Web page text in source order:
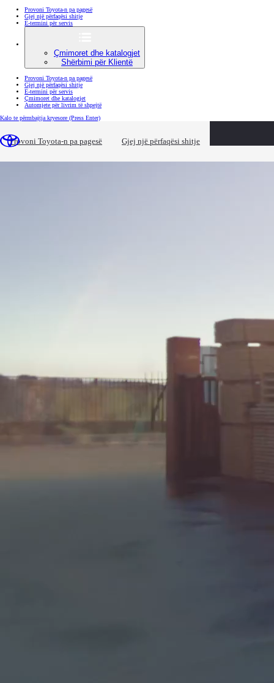
Provoni Toyota-n pa pagesë
Gjej një përfaqësi shitje
E-termini për servis
Çmimoret dhe katalogjet
Shërbimi për Klientë
Provoni Toyota-n pa pagesë
Gjej një përfaqësi shitje
E-termini për servis
Çmimoret dhe katalogjet
Automjete për livrim të shpejtë
Kalo te përmbajtja kryesore (Press Enter)
Provoni Toyota-n pa pagesë Gjej një përfaqësi shitje